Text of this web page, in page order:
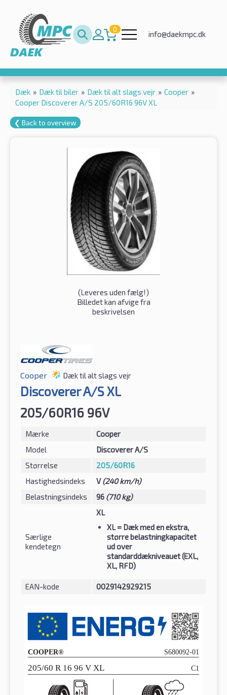
0
info@daekmpc.dk
Dæk » Dæk til biler » Dæk til alt slags vejr » Cooper »
Cooper Discoverer A/S 205/60R16 96V XL
❮ Back to overview
(Leveres uden fælg!)
Billedet kan afvige fra
beskrivelsen
Cooper Dæk til alt slags vejr
Discoverer A/S XL
205/60R16 96V
Mærke
Cooper
Model
Discoverer A/S
Størrelse
205/60R16
Hastighedsindeks
V(240 km/h)
Belastningsindeks
96 (710 kg)
Særlige
kendetegn
XL
XL= Dæk med en ekstra,
større belastningkapacitet
ud over
standarddækniveauet (EXL,
XL, RFD)
EAN-kode 0029142929215